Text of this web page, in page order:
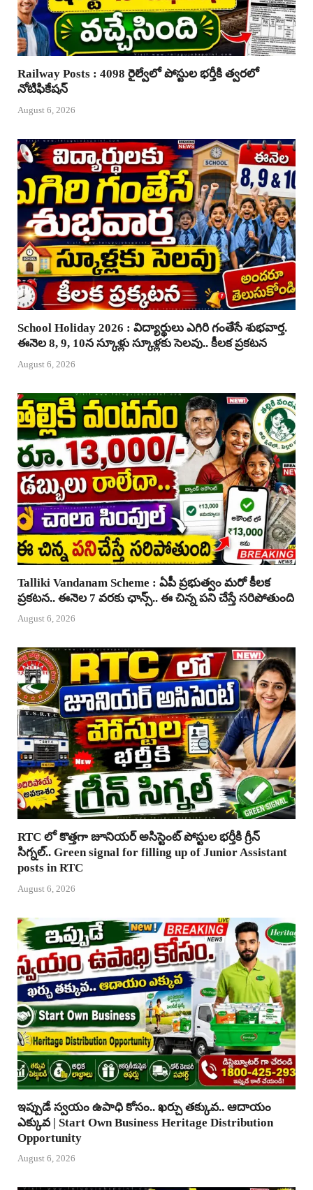
Railway Posts : 4098 రైల్వేలో పోస్టుల భర్తీకి త్వరలో
నోటిఫికేషన్
August 6, 2026
School Holiday 2026 : విద్యార్థులు ఎగిరి గంతేసే శుభవార్త.
ఈనెల 8, 9, 10న స్కూళ్లు స్కూళ్లకు సెలవు.. కీలక ప్రకటన
August 6, 2026
Talliki Vandanam Scheme : ఏపీ ప్రభుత్వం మరో కీలక
ప్రకటన.. ఈనెల 7 వరకు ఛాన్స్.. ఈ చిన్న పని చేస్తే సరిపోతుంది
August 6, 2026
RTC లో కొత్తగా జూనియర్ అసిస్టెంట్ పోస్టుల భర్తీకి గ్రీన్
సిగ్నల్.. Green signal for filling up of Junior Assistant
posts in RTC
August 6, 2026
ఇప్పుడే స్వయం ఉపాధి కోసం.. ఖర్చు తక్కువ.. ఆదాయం
ఎక్కువ | Start Own Business Heritage Distribution
Opportunity
August 6, 2026